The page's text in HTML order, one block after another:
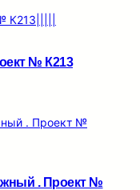
№ К213
. Проект №